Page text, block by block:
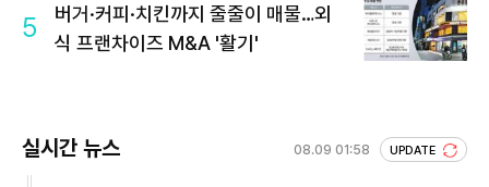
5
버거·커피·치킨까지 줄줄이 매물…외
식 프랜차이즈 M&A '활기'
실시간 뉴스 08.09 01:58 UPDATE